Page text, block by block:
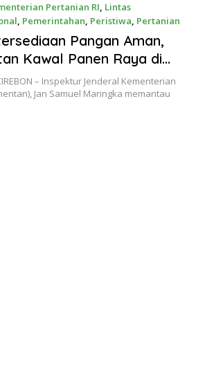
Pertanian RI, Lintas
, Pemerintahan, Peristiwa, Pertanian
Pangan Aman,
Kawal Panen Raya di
– Inspektur Jenderal Kementerian
Jan Samuel Maringka memantau